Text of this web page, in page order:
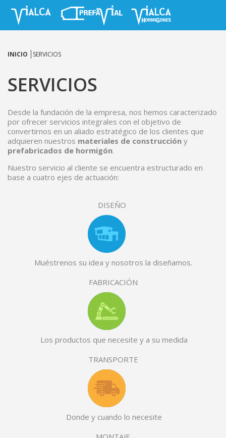
INICIO SERVICIOS
SERVICIOS
Desde la fundación de la empresa, nos hemos caracterizado
por ofrecer servicios integrales con el objetivo de
convertirnos en un aliado estratégico de los clientes que
adquieren nuestros materiales de construcción y
prefabricados de hormigón.
Nuestro servicio al cliente se encuentra estructurado en
base a cuatro ejes de actuación:
DISEÑO
Muéstrenos su idea y nosotros la diseñamos.
FABRICACIÓN
Los productos que necesite y a su medida
TRANSPORTE
Donde y cuando lo necesite